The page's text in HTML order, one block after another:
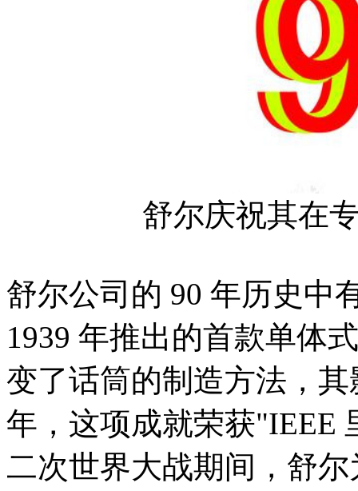
舒尔庆祝其在
舒尔公司的 90 年历史中
1939 年推出的首款单体
变了话筒的制造方法，
年，这项成就荣获"IEEE
二次世界大战期间，舒